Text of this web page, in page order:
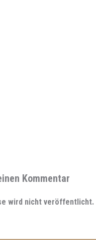
Kommentar
wird nicht veröffentlicht.